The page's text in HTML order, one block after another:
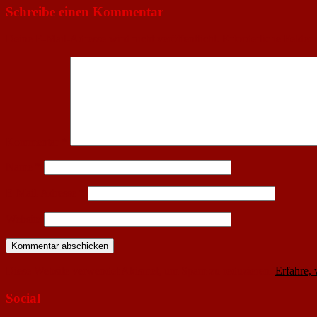
Schreibe einen Kommentar
Erfahre,
Social